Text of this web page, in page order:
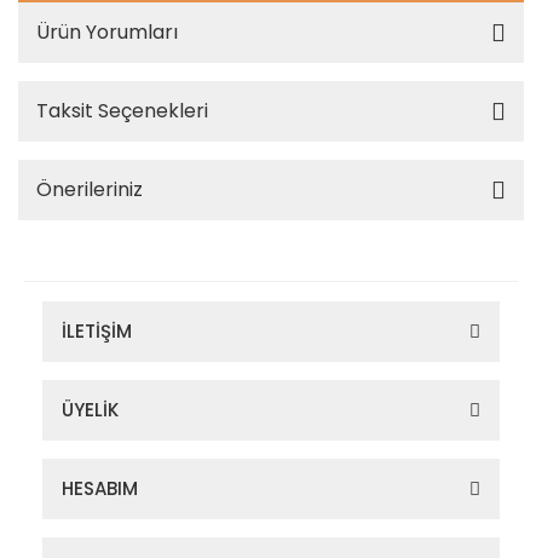
Ürün Yorumları
Taksit Seçenekleri
Önerileriniz
İLETİŞİM
ÜYELİK
HESABIM